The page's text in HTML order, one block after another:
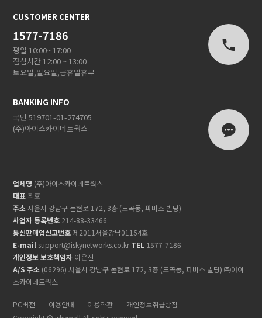
CUSTOMER CENTER
1577-7186
평일 10:00~ 17:00
점심시간 12:00 ~ 13:00
토요일,일요일,공휴일휴무
BANKING INFO
국민 519701-01-274705
(주)아이스카이네트웍스
업체명 (주)아이스카이네트웍스
대표 최호
주소서울시 강남구 논현로 172, 3층 (도곡동, 파비스 빌딩)
사업자 등록번호 214-88-33466
통신판매업신고번호 제2011서울강남01154호
E-mail support@iskynetworks.co.krTEL 1577-7186
개인정보 보호책임자 이은진
A/S 주소 (06296) 서울시 강남구 논현로 172, 3층 (도곡동, 파비스 빌딩) ㈜아이
스카이네트웍스
PC버전 이용안내 이용약관
개인정보취급방침